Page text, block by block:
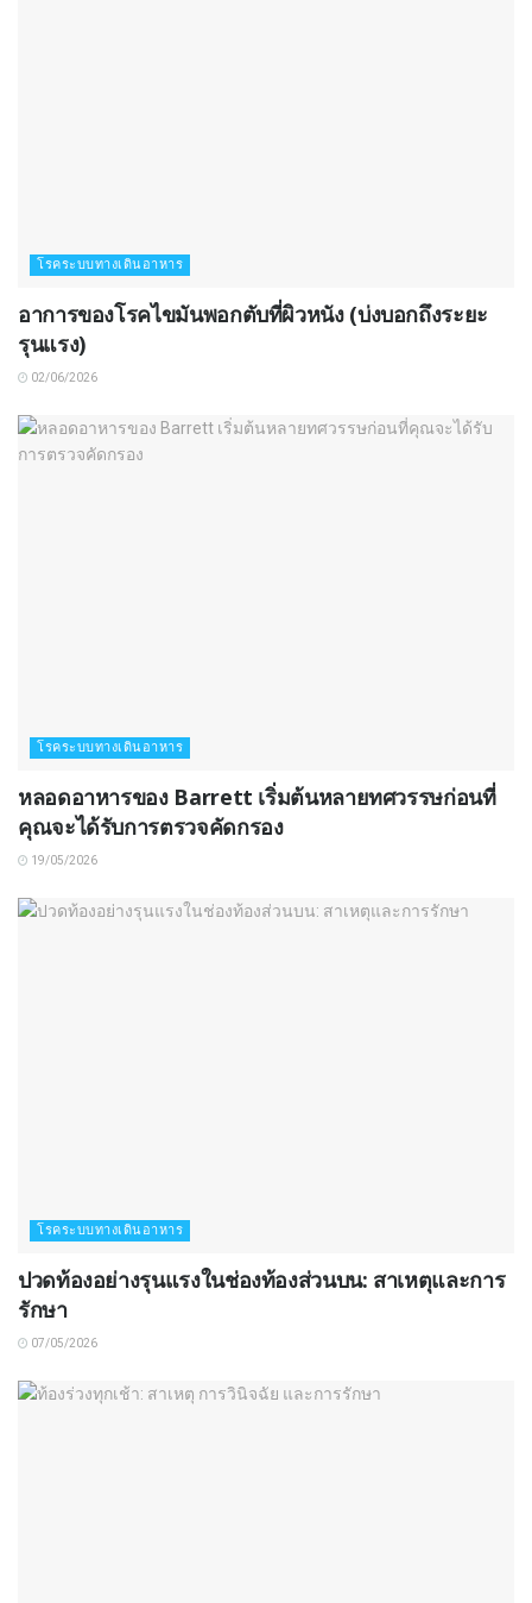
โรคระบบทางเดินอาหาร
อาการของโรคไขมันพอกตับที่ผิวหนัง (บ่งบอกถึงระยะ
รุนแรง)
02/06/2026
โรคระบบทางเดินอาหาร
หลอดอาหารของ Barrett เริ่มต้นหลายทศวรรษก่อนที่
คุณจะได้รับการตรวจคัดกรอง
19/05/2026
โรคระบบทางเดินอาหาร
ปวดท้องอย่างรุนแรงในช่องท้องส่วนบน: สาเหตุและการ
รักษา
07/05/2026